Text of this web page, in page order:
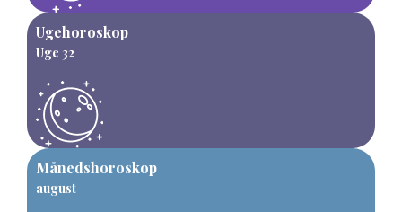
Ugehoroskop
Uge 32
Månedshoroskop
august